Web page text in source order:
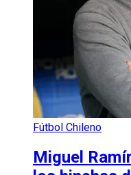
Fútbol Chileno
Miguel